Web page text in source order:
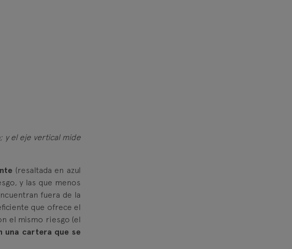
y el eje vertical mide
(resaltada en azul
y las que menos
fuera de la
que ofrece el
el mismo riesgo (el
una cartera que se